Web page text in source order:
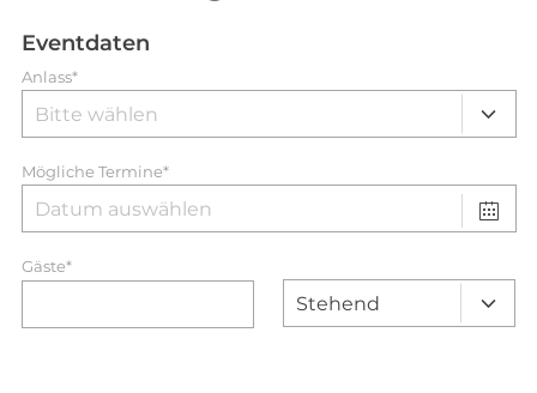
Eventdaten
Anlass*
Mögliche Termine*
Gäste*